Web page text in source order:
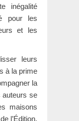
inégalité
pour les
et les
leurs
à la prime
la
auteurs se
maisons
l’Édition,